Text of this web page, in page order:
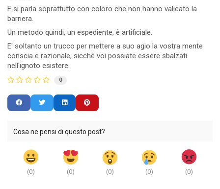
E si parla soprattutto con coloro che non hanno valicato la
barriera.
Un metodo quindi, un espediente, è artificiale.
E' soltanto un trucco per mettere a suo agio la vostra mente
conscia e razionale, sicché voi possiate essere sbalzati
nell'ignoto esistere.
0
Cosa ne pensi di questo post?
(0) (0) (0) (0) (0)